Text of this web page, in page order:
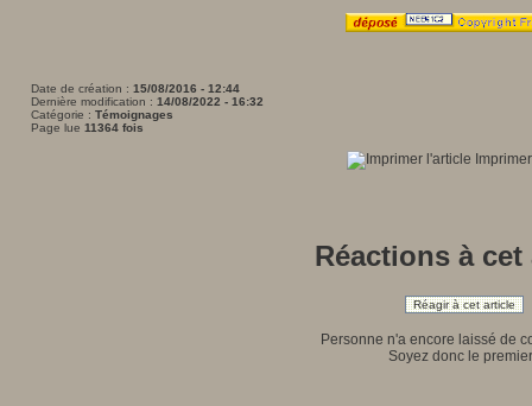
Date de création : 15/08/2016 - 12:44
Dernière modification : 14/08/2022 - 16:32
Catégorie : Témoignages
Page lue 11364 fois
Réactions à cet
Réagir à cet article
Personne n'a encore laissé de
Soyez donc le